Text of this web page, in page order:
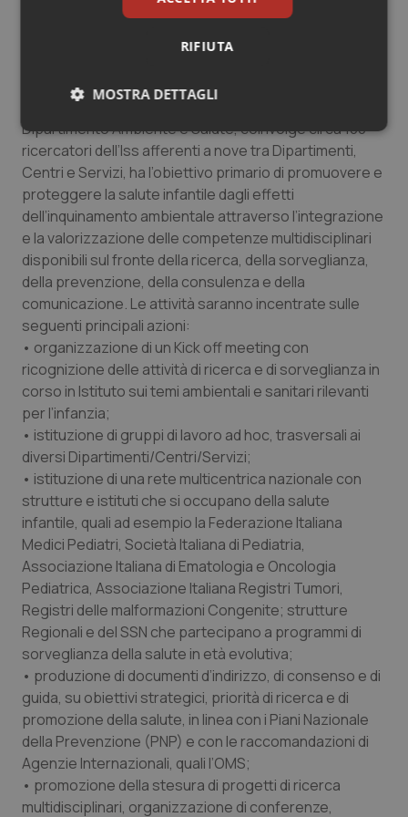
Inquinamento ambientale, costruire una rete per
La Struttura Salute dell’infanzia e inquinamento
ambientale, coordinata da Ivano Iavarone, del
Dipartimento Ambiente e Salute, coinvolge circa 100
ricercatori dell’Iss afferenti a nove tra Dipartimenti,
Centri e Servizi, ha l’obiettivo primario di promuovere e
proteggere la salute infantile dagli effetti
dell’inquinamento ambientale attraverso l’integrazione
e la valorizzazione delle competenze multidisciplinari
disponibili sul fronte della ricerca, della sorveglianza,
della prevenzione, della consulenza e della
comunicazione. Le attività saranno incentrate sulle
seguenti principali azioni:
• organizzazione di un Kick off meeting con
ricognizione delle attività di ricerca e di sorveglianza in
corso in Istituto sui temi ambientali e sanitari rilevanti
per l’infanzia;
• istituzione di gruppi di lavoro ad hoc, trasversali ai
diversi Dipartimenti/Centri/Servizi;
• istituzione di una rete multicentrica nazionale con
strutture e istituti che si occupano della salute
infantile, quali ad esempio la Federazione Italiana
Medici Pediatri, Società Italiana di Pediatria,
Associazione Italiana di Ematologia e Oncologia
Pediatrica, Associazione Italiana Registri Tumori,
Registri delle malformazioni Congenite; strutture
Regionali e del SSN che partecipano a programmi di
sorveglianza della salute in età evolutiva;
• produzione di documenti d’indirizzo, di consenso e di
guida, su obiettivi strategici, priorità di ricerca e di
promozione della salute, in linea con i Piani Nazionale
della Prevenzione (PNP) e con le raccomandazioni di
Agenzie Internazionali, quali l’OMS;
• promozione della stesura di progetti di ricerca
multidisciplinari, organizzazione di conferenze,
RIFIUTA
MOSTRA DETTAGLI
Necessari Statistici Marketing
Necessari Statistici Marketing
I cookie necessari contribuiscono a rendere fruibile il
sito web abilitandone funzionalità di base quali la
navigazione sulle pagine e l'accesso alle aree
protette del sito. Il sito web non è in grado di
funzionare correttamente senza questi cookie.
Dominio
VISITOR_PRIVACY_METADATA
CookieScriptConsent
CookieScript
www.quotidianosanita.it